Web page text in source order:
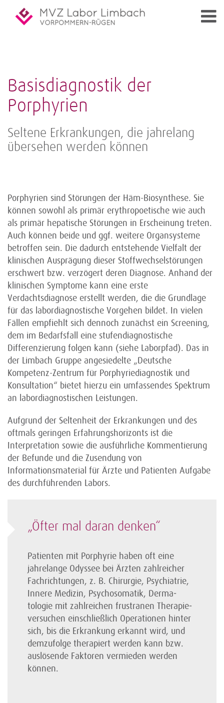
Basisdiagnostik der
Porphyrien
Seltene Erkrankungen, die jahrelang
übersehen werden können
Porphyrien sind Störungen der Häm-Biosynthese. Sie
können sowohl als primär erythropoetische wie auch
als primär hepatische Störungen in Erscheinung treten.
Auch können beide und ggf. weitere Organsysteme
betroffen sein. Die dadurch entstehende Vielfalt der
klinischen Ausprägung dieser Stoffwechselstörungen
erschwert bzw. verzögert deren Diagnose. Anhand der
klinischen Symptome kann eine erste
Verdachtsdiagnose erstellt werden, die die Grundlage
für das labor­diagnostische Vorgehen bildet. In vielen
Fällen empfiehlt sich dennoch zunächst ein Screening,
dem im Bedarfsfall eine stufendiagnostische
Differenzierung folgen kann (siehe Laborpfad). Das in
der Limbach Gruppe angesiedelte „Deutsche
Kompetenz-Zentrum für Porphyriediagnostik und
Konsultation“ bietet hierzu ein umfassendes Spektrum
an labordiagnostischen Leistungen.
Aufgrund der Seltenheit der Erkrankungen und des
oftmals geringen Erfahrungshorizonts ist die
Interpretation sowie die ausführliche Kommentierung
der Befunde und die Zusendung von
Informationsmaterial für Ärzte und Patienten Aufgabe
des durchführenden Labors.
„Öfter mal daran denken“
Patienten mit Porphyrie haben oft eine
jahrelange Odyssee bei Ärzten zahlreicher
Fachrichtungen, z. B. Chirurgie, Psychiatrie,
Innere Medizin, Psychosomatik, Derma­
tologie mit zahlreichen frustranen Therapie­
versuchen einschließlich Operationen hinter
sich, bis die Erkrankung erkannt wird, und
demzufolge therapiert werden kann bzw.
auslösende Faktoren vermieden werden
können.